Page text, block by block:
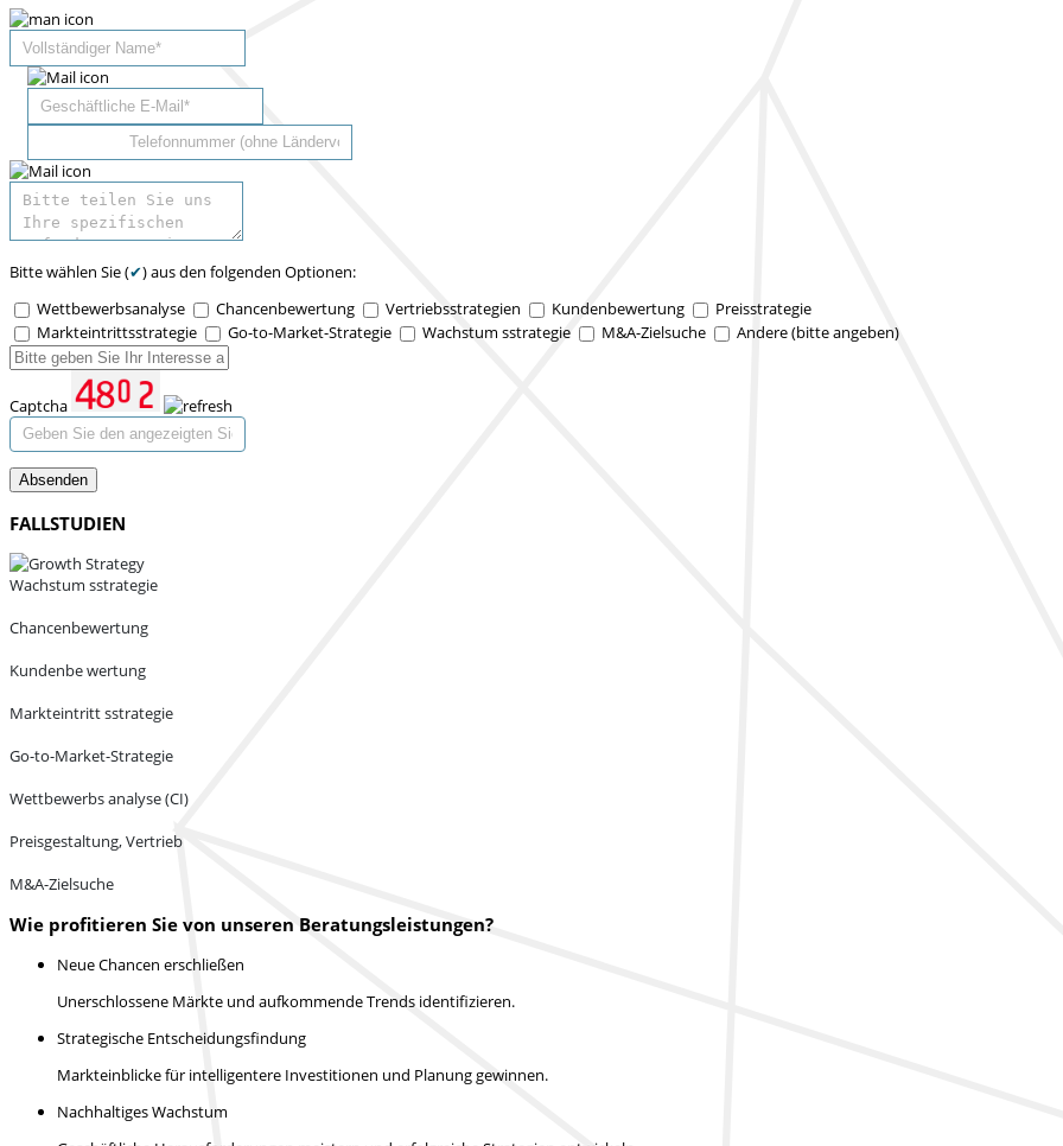
Bitte wählen Sie (✔) aus den folgenden Optionen:
Wettbewerbsanalyse
Chancenbewertung Vertriebsstrategien Kundenbewertung
Preisstrategie
Markteintrittsstrategie
Go-to-Market-Strategie Wachstum sstrategie M&A-Zielsuche Andere (bitte angeben)
Captcha
Absenden
FALLSTUDIEN
Wachstum sstrategie
Chancenbewertung
Kundenbe wertung
Markteintritt sstrategie
Go-to-Market-Strategie
Wettbewerbs analyse (CI)
Preisgestaltung, Vertrieb
M&A-Zielsuche
Wie profitieren Sie von unseren Beratungsleistungen?
Neue Chancen erschließen
Unerschlossene Märkte und aufkommende Trends identifizieren.
Strategische Entscheidungsfindung
Markteinblicke für intelligentere Investitionen und Planung gewinnen.
Nachhaltiges Wachstum